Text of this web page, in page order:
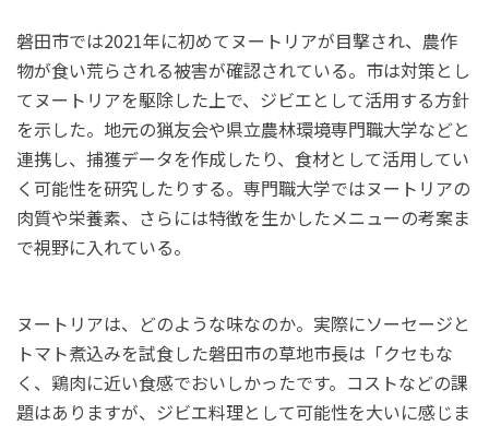
磐田市では2021年に初めてヌートリアが目撃され、農作
物が食い荒らされる被害が確認されている。市は対策とし
てヌートリアを駆除した上で、ジビエとして活用する方針
を示した。地元の猟友会や県立農林環境専門職大学などと
連携し、捕獲データを作成したり、食材として活用してい
く可能性を研究したりする。専門職大学ではヌートリアの
肉質や栄養素、さらには特徴を生かしたメニューの考案ま
で視野に入れている。
ヌートリアは、どのような味なのか。実際にソーセージと
トマト煮込みを試食した磐田市の草地市長は「クセもな
く、鶏肉に近い食感でおいしかったです。コストなどの課
題はありますが、ジビエ料理として可能性を大いに感じま